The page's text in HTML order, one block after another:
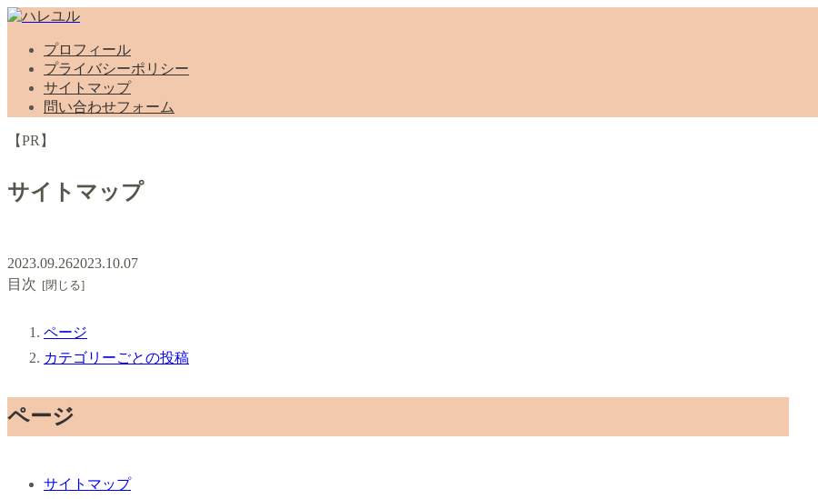
プロフィール
プライバシーポリシー
サイトマップ
問い合わせフォーム
【PR】
サイトマップ
2023.09.262023.10.07
目次
ページ
カテゴリーごとの投稿
ページ
サイトマップ